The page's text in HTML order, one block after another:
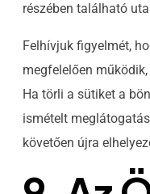
részében található
Felhívjuk figyelmét,
megfelelően
Ha törli a sütiket a
ismételt
követően újra